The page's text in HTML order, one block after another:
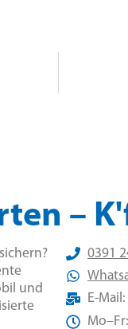
–
und
0391
E-